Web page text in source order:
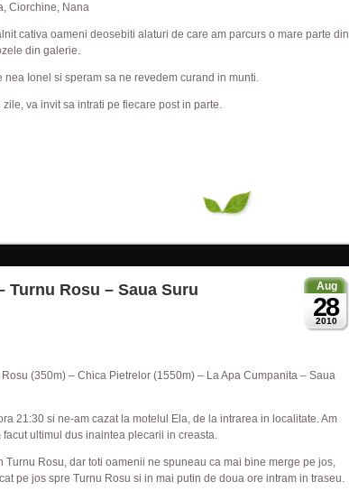
Ciorchine, Nana
cativa oameni deosebiti alaturi de care am parcurs o mare parte din
din galerie.
nea Ionel si speram sa ne revedem curand in munti.
va invit sa intrati pe fiecare post in parte.
Aug
28
2010
Turnu Rosu – Saua Suru
Rosu (350m) – Chica Pietrelor (1550m) – La Apa Cumpanita – Saua
21:30 si ne-am cazat la motelul Ela, de la intrarea in localitate. Am
ultimul dus inaintea plecarii in creasta.
Turnu Rosu, dar toti oamenii ne spuneau ca mai bine merge pe jos,
pe jos spre Turnu Rosu si in mai putin de doua ore intram in traseu.